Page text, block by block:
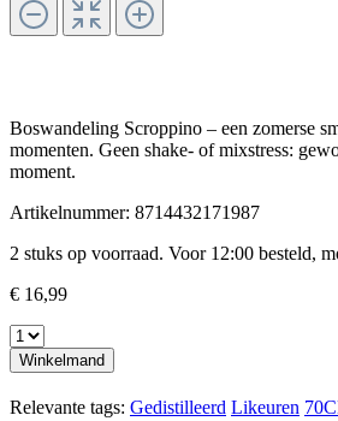
Boswandeling Scroppino – een zomerse
momenten. Geen shake- of mixstress:
moment.
Artikelnummer: 8714432171987
2 stuks op voorraad. Voor 12:00 besteld,
€ 16,99
Winkelmand
Relevante tags: Gedistilleerd Likeuren